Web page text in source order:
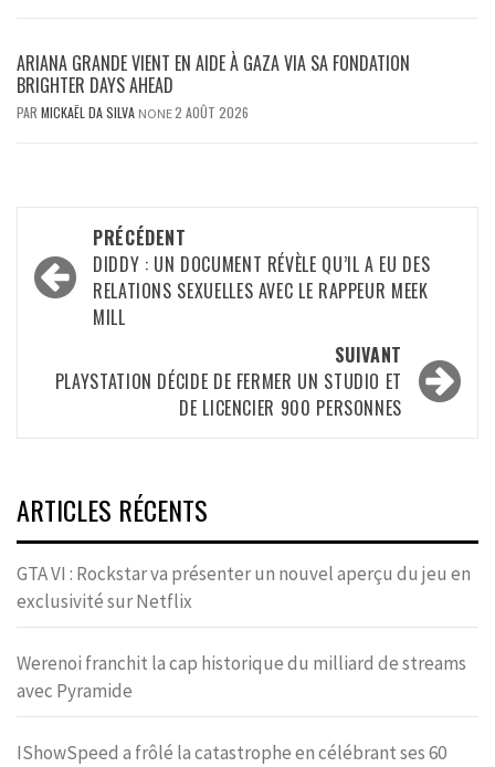
ARIANA GRANDE VIENT EN AIDE À GAZA VIA SA FONDATION
BRIGHTER DAYS AHEAD
PAR MICKAËL DA SILVA NONE2 AOÛT 2026
Navigation
d’article
PRÉCÉDENT
DIDDY : UN DOCUMENT RÉVÈLE QU’IL A EU DES
RELATIONS SEXUELLES AVEC LE RAPPEUR MEEK
MILL
SUIVANT
PLAYSTATION DÉCIDE DE FERMER UN STUDIO ET
DE LICENCIER 900 PERSONNES
ARTICLES RÉCENTS
GTA VI : Rockstar va présenter un nouvel aperçu du jeu en
exclusivité sur Netflix
Werenoi franchit la cap historique du milliard de streams
avec Pyramide
IShowSpeed a frôlé la catastrophe en célébrant ses 60